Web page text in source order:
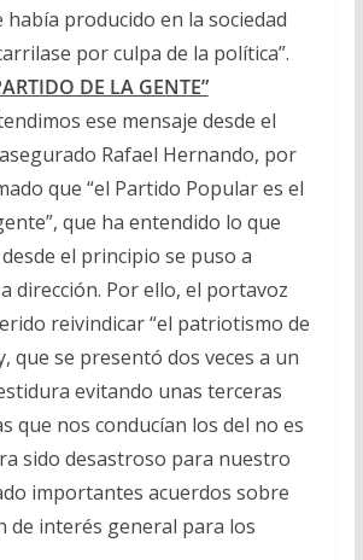
había producido en la sociedad
por culpa de la política”.
DE LA GENTE”
ese mensaje desde el
Rafael Hernando, por
que “el Partido Popular es el
que ha entendido lo que
el principio se puso a
dirección. Por ello, el portavoz
reivindicar “el patriotismo de
que se presentó dos veces a un
evitando unas terceras
que nos conducían los del no es
sido desastroso para nuestro
importantes acuerdos sobre
de interés general para los